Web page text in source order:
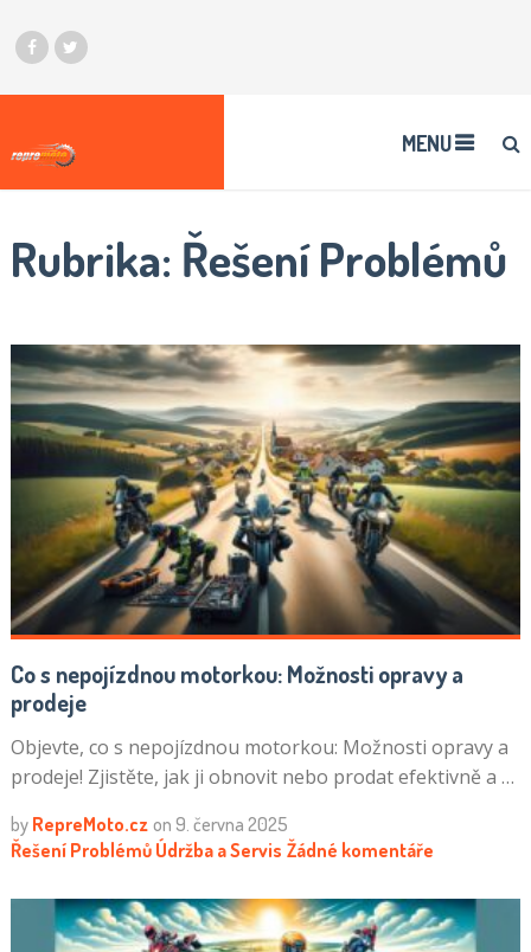
MENU
Rubrika: Řešení Problémů
Co s nepojízdnou motorkou: Možnosti opravy a
prodeje
Objevte, co s nepojízdnou motorkou: Možnosti opravy a
prodeje! Zjistěte, jak ji obnovit nebo prodat efektivně a …
by RepreMoto.cz on 9. června 2025
Řešení Problémů Údržba a Servis Žádné komentáře